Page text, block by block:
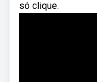
só clique.